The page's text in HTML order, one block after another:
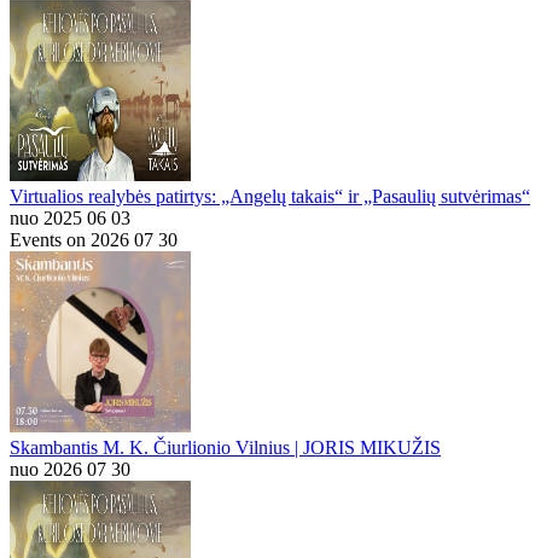
Virtualios realybės patirtys: „Angelų takais“ ir „Pasaulių sutvėrimas“
nuo 2025 06 03
Events on 2026 07 30
Skambantis M. K. Čiurlionio Vilnius | JORIS MIKUŽIS
nuo 2026 07 30